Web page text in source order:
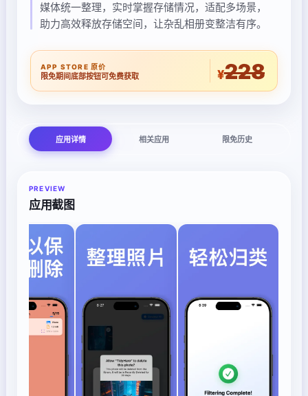
媒体统一整理，实时掌握存储情况，适配多场景，
助力高效释放存储空间，让杂乱相册变整洁有序。
APP STORE 原价
限免期间底部按钮可免费获取 ¥228
应用详情 相关应用 限免历史
PREVIEW
应用截图